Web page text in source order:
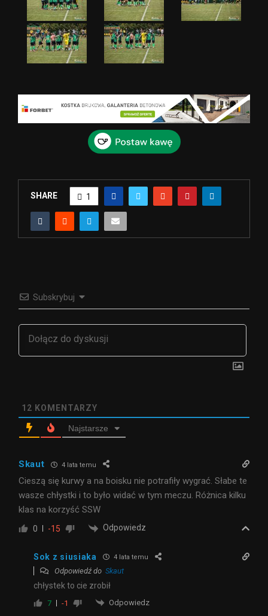
SHARE 1
Subskrybuj
12 KOMENTARZY
Najstarsze
Skaut 4 lata temu
Cieszą się kurwy a na boisku nie potrafiły wygrać. Słabe te
wasze chłystki i to było widać w tym meczu. Różnica kilku
klas na korzyść SSW
0 -15 Odpowiedz
Sok z siusiaka 4 lata temu
Odpowiedź do Skaut
chłystek to cie zrobił
7 -1 Odpowiedz